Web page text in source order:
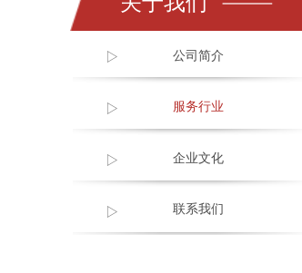
公司简介
服务行业
企业文化
联系我们